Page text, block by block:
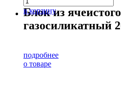
в корзину
Блок из
газосиликатный
подробнее
о товаре